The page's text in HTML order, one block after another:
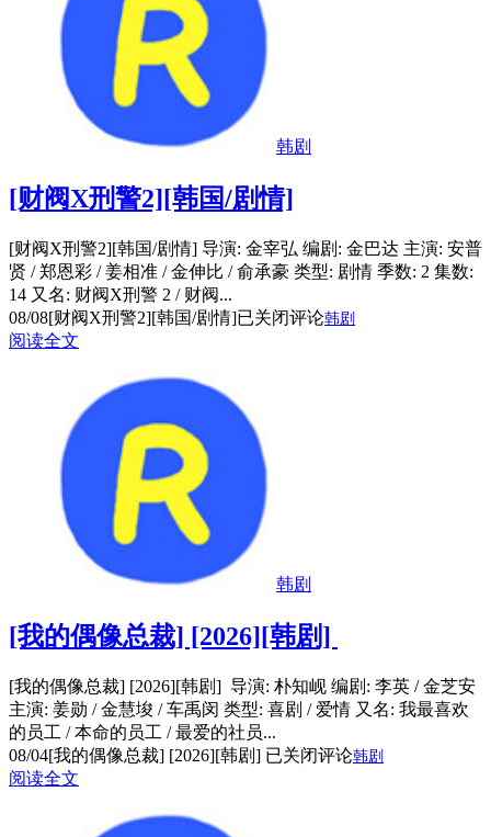
韩剧
[财阀X刑警2][韩国/剧情]
[财阀X刑警2][韩国/剧情] 导演: 金宰弘 编剧: 金巴达 主演: 安普
贤 / 郑恩彩 / 姜相准 / 金伸比 / 俞承豪 类型: 剧情 季数: 2 集数:
14 又名: 财阀X刑警 2 / 财阀...
08/08[财阀X刑警2][韩国/剧情]已关闭评论韩剧
阅读全文
韩剧
[我的偶像总裁] [2026][韩剧]
[我的偶像总裁] [2026][韩剧] 导演: 朴知岘 编剧: 李英 / 金芝安
主演: 姜勋 / 金慧埈 / 车禹闵 类型: 喜剧 / 爱情 又名: 我最喜欢
的员工 / 本命的员工 / 最爱的社员...
08/04[我的偶像总裁] [2026][韩剧] 已关闭评论韩剧
阅读全文